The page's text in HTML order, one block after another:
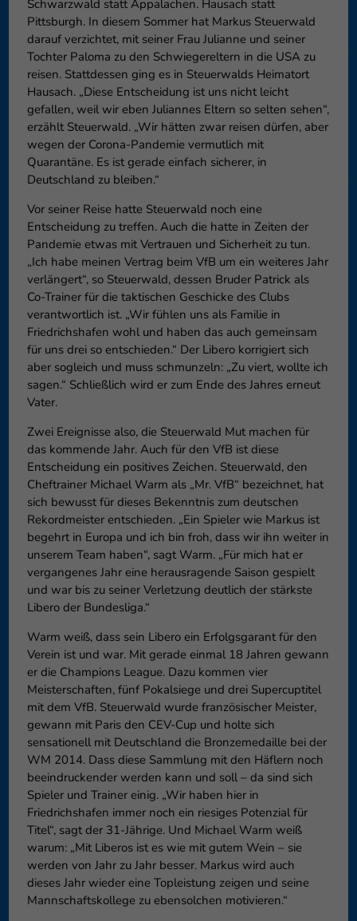
Schwarzwald statt Appalachen. Hausach statt
Pittsburgh. In diesem Sommer hat Markus Steuerwald
darauf verzichtet, mit seiner Frau Julianne und seiner
Tochter Paloma zu den Schwiegereltern in die USA zu
reisen. Stattdessen ging es in Steuerwalds Heimatort
Hausach. „Diese Entscheidung ist uns nicht leicht
gefallen, weil wir eben Juliannes Eltern so selten sehen“,
erzählt Steuerwald. „Wir hätten zwar reisen dürfen, aber
wegen der Corona-Pandemie vermutlich mit
Quarantäne. Es ist gerade einfach sicherer, in
Deutschland zu bleiben.“
Vor seiner Reise hatte Steuerwald noch eine
Entscheidung zu treffen. Auch die hatte in Zeiten der
Pandemie etwas mit Vertrauen und Sicherheit zu tun.
„Ich habe meinen Vertrag beim VfB um ein weiteres Jahr
verlängert“, so Steuerwald, dessen Bruder Patrick als
Co-Trainer für die taktischen Geschicke des Clubs
verantwortlich ist. „Wir fühlen uns als Familie in
Friedrichshafen wohl und haben das auch gemeinsam
für uns drei so entschieden.“ Der Libero korrigiert sich
aber sogleich und muss schmunzeln: „Zu viert, wollte ich
sagen.“ Schließlich wird er zum Ende des Jahres erneut
Vater.
Zwei Ereignisse also, die Steuerwald Mut machen für
das kommende Jahr. Auch für den VfB ist diese
Entscheidung ein positives Zeichen. Steuerwald, den
Cheftrainer Michael Warm als „Mr. VfB“ bezeichnet, hat
sich bewusst für dieses Bekenntnis zum deutschen
Rekordmeister entschieden. „Ein Spieler wie Markus ist
begehrt in Europa und ich bin froh, dass wir ihn weiter in
unserem Team haben“, sagt Warm. „Für mich hat er
vergangenes Jahr eine herausragende Saison gespielt
und war bis zu seiner Verletzung deutlich der stärkste
Libero der Bundesliga.“
Warm weiß, dass sein Libero ein Erfolgsgarant für den
Verein ist und war. Mit gerade einmal 18 Jahren gewann
er die Champions League. Dazu kommen vier
Meisterschaften, fünf Pokalsiege und drei Supercuptitel
mit dem VfB. Steuerwald wurde französischer Meister,
gewann mit Paris den CEV-Cup und holte sich
sensationell mit Deutschland die Bronzemedaille bei der
WM 2014. Dass diese Sammlung mit den Häflern noch
beeindruckender werden kann und soll – da sind sich
Spieler und Trainer einig. „Wir haben hier in
Friedrichshafen immer noch ein riesiges Potenzial für
Titel“, sagt der 31-Jährige. Und Michael Warm weiß
warum: „Mit Liberos ist es wie mit gutem Wein – sie
werden von Jahr zu Jahr besser. Markus wird auch
dieses Jahr wieder eine Topleistung zeigen und seine
Mannschaftskollege zu ebensolchen motivieren.“
Datenschutzeinstellungen
Essenziell (1)
Funktion der Website
Externe Medien (6)
Inhalte von
blockiert. Wenn Cookies von